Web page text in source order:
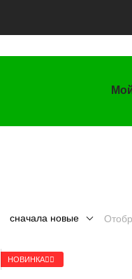
сначала новые
НОВИНКА🚴‍♂️